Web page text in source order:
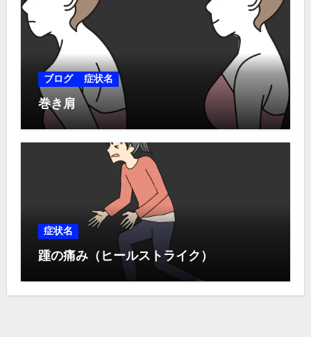
ブログ 症状名
巻き肩
症状名
踵の痛み（ヒールストライク）